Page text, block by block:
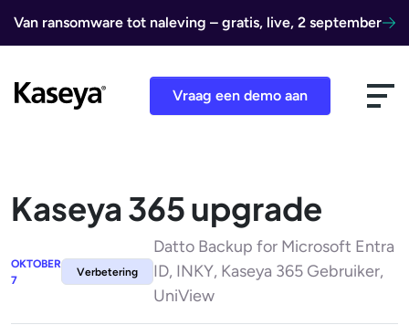
Van ransomware tot naleving – gratis, live, 2 september
Vraag een demo aan
Kaseya 365 upgrade
OKTOBER
7
Verbetering
Datto Backup for Microsoft Entra
ID, INKY, Kaseya 365 Gebruiker,
UniView